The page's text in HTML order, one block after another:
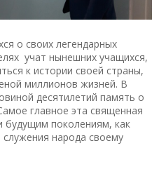
о своих легендарных
учат нынешних учащихся,
к истории своей страны,
миллионов жизней. В
десятилетий память о
главное эта священная
поколениям, как
служения народа своему